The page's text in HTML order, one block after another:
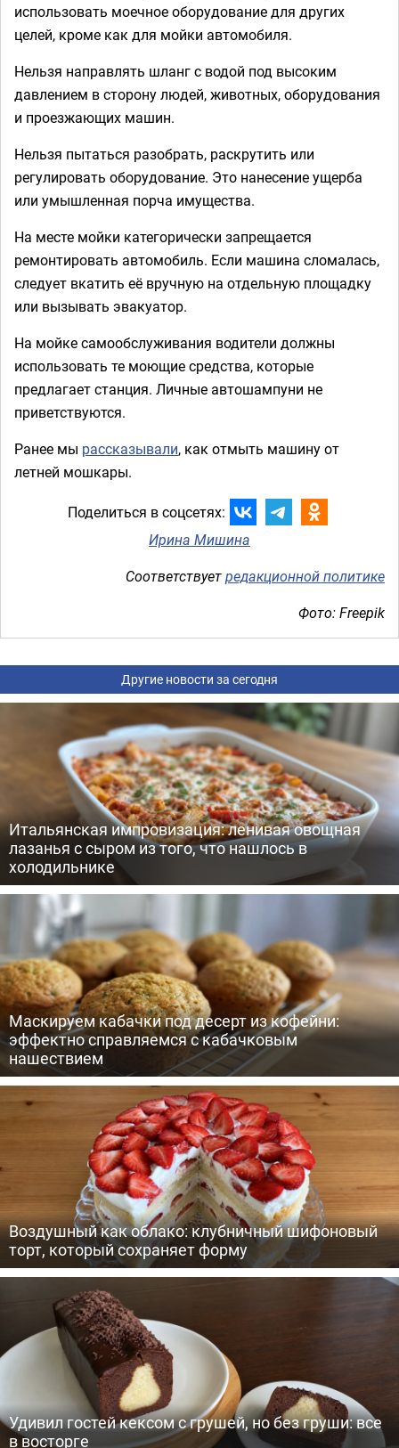
использовать моечное оборудование для других
целей, кроме как для мойки автомобиля.
Нельзя направлять шланг с водой под высоким
давлением в сторону людей, животных, оборудования
и проезжающих машин.
Нельзя пытаться разобрать, раскрутить или
регулировать оборудование. Это нанесение ущерба
или умышленная порча имущества.
На месте мойки категорически запрещается
ремонтировать автомобиль. Если машина сломалась,
следует вкатить её вручную на отдельную площадку
или вызывать эвакуатор.
На мойке самообслуживания водители должны
использовать те моющие средства, которые
предлагает станция. Личные автошампуни не
приветствуются.
Ранее мы рассказывали, как отмыть машину от
летней мошкары.
Поделиться в соцсетях:
Ирина Мишина
Соответствуетредакционной политике
Фото: Freepik
Другие новости за сегодня
Итальянская импровизация: ленивая овощная
лазанья с сыром из того, что нашлось в
холодильнике
Маскируем кабачки под десерт из кофейни:
эффектно справляемся с кабачковым
нашествием
Воздушный как облако: клубничный шифоновый
торт, который сохраняет форму
Удивил гостей кексом с грушей, но без груши: все
в восторге